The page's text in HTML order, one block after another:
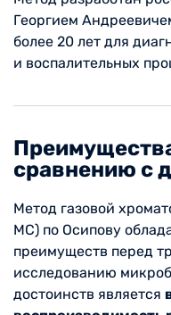
Георгием
более 20 лет для
и воспалительных
сравнению с
Метод газовой
МС) по Осипову
преимуществ перед
исследованию
достоинств является